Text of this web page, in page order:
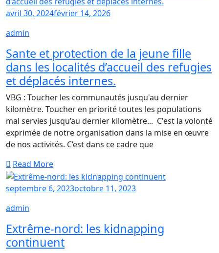
avril 30, 2024février 14, 2026
admin
Sante et protection de la jeune fille
dans les localités d’accueil des refugies
et déplacés internes.
VBG : Toucher les communautés jusqu'au dernier
kilomètre. Toucher en priorité toutes les populations
mal servies jusqu’au dernier kilomètre... C'est la volonté
exprimée de notre organisation dans la mise en œuvre
de nos activités. C’est dans ce cadre que
Read More
septembre 6, 2023octobre 11, 2023
admin
Extrême-nord: les kidnapping
continuent